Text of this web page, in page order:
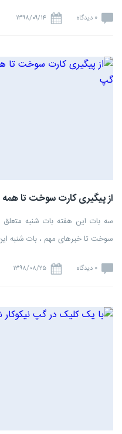
0 دیدگاه ۱۳۹۸/۰۹/۱۴
از پیگیری کارت سوخت تا
سه بات این هفته بات شنبه
سوخت تا خبرهای مهم ، بات شنبه
0 دیدگاه ۱۳۹۸/۰۸/۲۵